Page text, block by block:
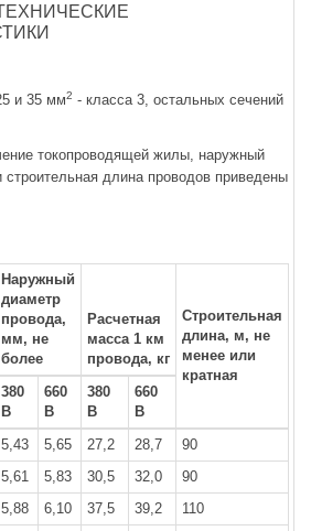
и 35 мм2 - класса 3, остальных сечений
токопроводящей жилы, наружный
длина проводов приведены
Наружный
диаметр
провода,
мм, не
более
Расчетная
масса 1 км
провода, кг
Строительная
длина, м, не
менее или
кратная
380
В
660
В
380
В
660
В
5,43 5,65 27,2 28,7
90
5,61 5,83 30,5 32,0
90
5,88 6,10 37,5 39,2
110